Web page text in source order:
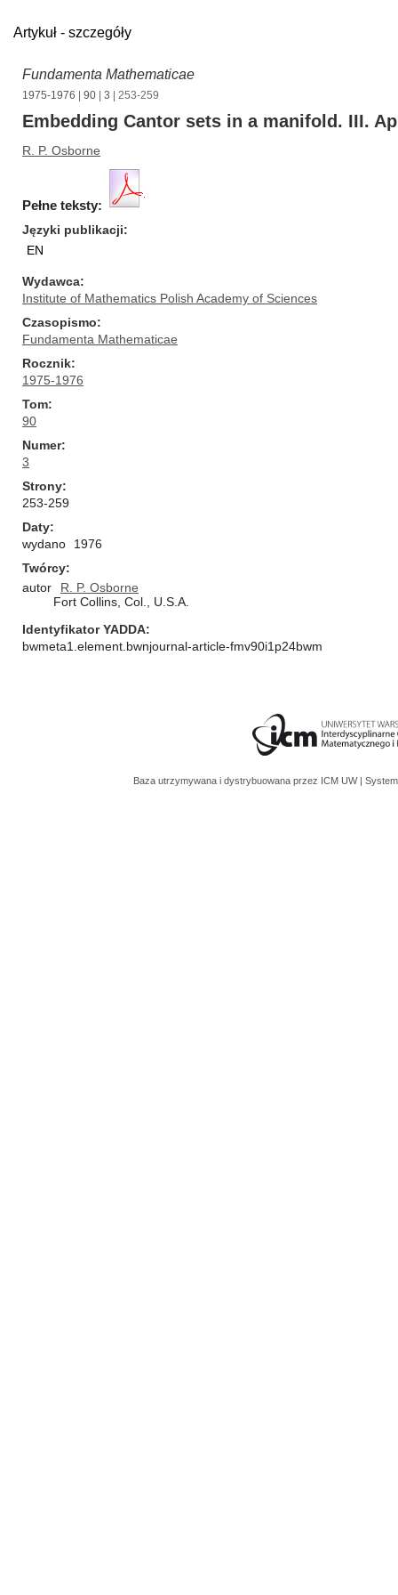
Artykuł - szczegóły
Fundamenta Mathematicae
1975-1976 90 3 | 253-259
Embedding Cantor sets in a manifold. III.
R. P. Osborne
Pełne teksty:
Języki publikacji
EN
Wydawca
Institute of Mathematics Polish Academy of Sciences
Czasopismo
Fundamenta Mathematicae
Rocznik
1975-1976
Tom
90
Numer
3
Strony
253-259
Daty
wydano
1976
Twórcy
autor
R. P. Osborne
Fort Collins, Col., U.S.A.
Identyfikator YADDA
bwmeta1.element.bwnjournal-article-fmv90i1p24bwm
Baza utrzymywana i dystrybuowana przez ICM UW |